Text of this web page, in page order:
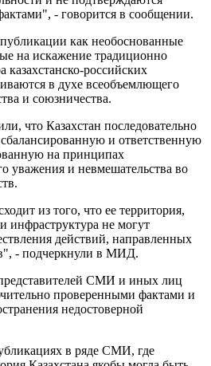
- говорится в сообщении.
как необоснованные
на искажение традиционно
казахстанско-российских
в духе всеобъемлющего
и союзничества.
что Казахстан последовательно
и ответственную
на принципах
уважения и невмешательства во
из того, что ее территория,
инфраструктура не могут
действий, направленных
- подчеркнули в МИД.
СМИ и иных лиц
проверенными фактами и
недостоверной
в ряде СМИ, где